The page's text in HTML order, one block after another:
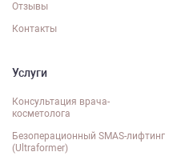
Отзывы
Контакты
Услуги
Консультация врача-
косметолога
Безоперационный SMAS-лифтинг
(Ultraformer)